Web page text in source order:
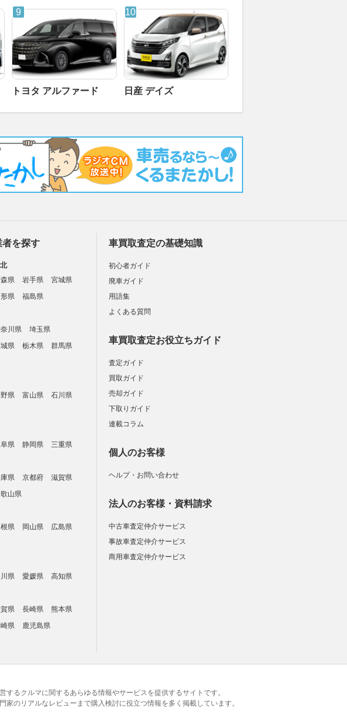
トヨタ アルファード 日産 デイズ
を探す
県 岩手県
宮城県
県 福島県
川県
埼玉県
県 栃木県
群馬県
県 富山県
石川県
県 静岡県 三重県
県 京都府
滋賀県
山県
県 岡山県
広島県
県 愛媛県 高知県
県 長崎県
熊本県
県
鹿児島県
車買取査定の基礎知識
初心者ガイド
廃車ガイド
用語集
よくある質問
車買取査定お役立ちガイド
査定ガイド
買取ガイド
売却ガイド
下取りガイド
連載コラム
個人のお客様
ヘルプ・お問い合わせ
法人のお客様・資料請求
中古車査定仲介サービス
事故車査定仲介サービス
商用車査定仲介サービス
るクルマに関するあらゆる情報やサービスを提供するサイトです。
のリアルなレビューまで購入検討に役立つ情報を多く掲載しています。